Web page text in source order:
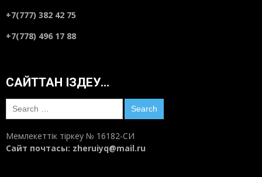
+7(777) 382 42 75
+7(778) 496 17 88
САЙТТАН ІЗДЕУ…
Search
for:
Мемлекеттік тіркеу № 16182-СИ
Сайт почтасы: zheruiyq@mail.ru